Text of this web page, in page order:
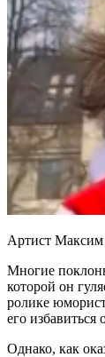
Артист Максим
Многие
которой он
ролике
его избавиться
Однако, как